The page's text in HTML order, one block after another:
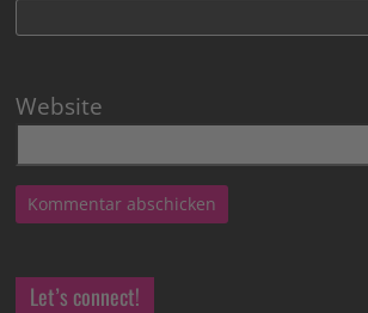
Website
Let’s connect!